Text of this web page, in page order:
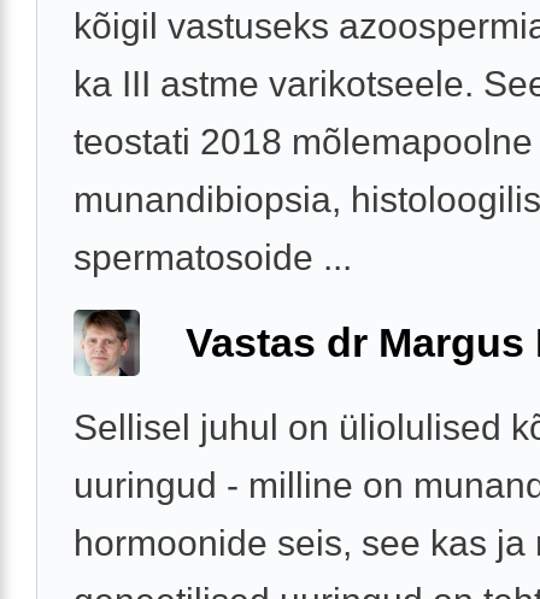
kõigil vastuseks
ka III astme varikotseele.
teostati 2018 mõlemapoolne
munandibiopsia,
spermatosoide ...
Vastas dr Margus
Sellisel juhul on üliolulised
uuringud - milline on
hormoonide seis, see kas ja